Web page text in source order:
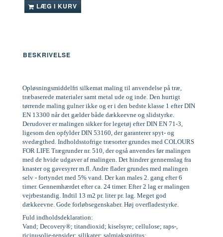
LÆG I KURV
BESKRIVELSE
Opløsningsmiddelfri silkemat maling til anvendelse på træ,
træbaserede materialer samt metal ude og inde. Den hurtigt
tørrende maling gulner ikke og er i den bedste klasse 1 efter DIN
EN 13300 når det gælder både dækkeevne og slidstyrke.
Derudover er malingen sikker for legetøj efter DIN EN 71-3,
ligesom den opfylder DIN 53160, der garanterer spyt- og
svedægthed. Indholdsstofrige træsorter grundes med COLOURS
FOR LIFE Trægrunder nr. 510, der også anvendes før malingen
med de hvide udgaver af malingen. Det hindrer gennemslag fra
knaster og gavesyrer m.fl. Andre flader grundes med malingen
selv - fortyndet med 5% vand. Der kan males 2. gang efter 6
timer. Gennemhærdet efter ca. 24 timer. Efter 2 lag er malingen
vejrbestandig. Indtil 13 m2 pr. liter pr. lag. Meget god
dækkeevne. Gode forløbsegenskaber. Høj overfladestyrke.
Fuld indholdsdeklaration:
Vand; Decovery®; titandioxid; kiselsyre; cellulose; raps-,
ricinusolie-tensider; silikater; salmiakspiritus;